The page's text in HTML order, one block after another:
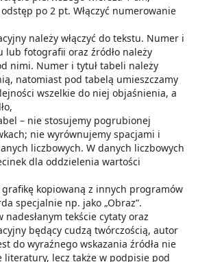
po 2 pt. Włączyć numerowanie
należy włączyć do tekstu. Numer i
lub fotografii oraz źródło należy
nimi. Numer i tytuł tabeli należy
natomiast pod tabelą umieszczamy
wszelkie do niej objaśnienia, a
– nie stosujemy pogrubionej
nie wyrównujemy spacjami i
liczbowych. W danych liczbowych
dla oddzielenia wartości
kopiowaną z innych programów
specjalnie np. jako „Obraz”.
nadesłanym tekście cytaty oraz
będący cudzą twórczością, autor
do wyraźnego wskazania źródła nie
literatury, lecz także w podpisie pod